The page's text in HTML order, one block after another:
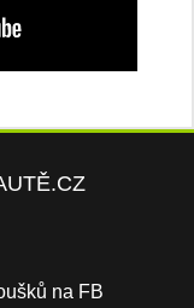
na FB